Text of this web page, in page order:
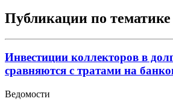
Публикации по тематике
Инвестиции коллекторов в
сравняются с тратами на
Ведомости